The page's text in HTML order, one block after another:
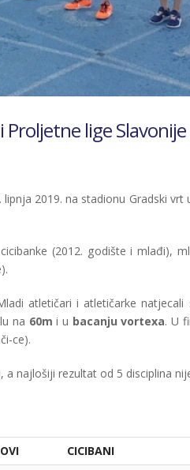
lige
2019. na stadionu Gradski
(2012. godište i mlađi),
atletičari i atletičarke
na 60m i u bacanju vortexa. U
ce).
najlošiji rezultat od 5 disciplina
CICIBANI